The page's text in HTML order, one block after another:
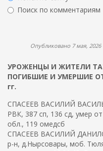
р
и
с
к
а
Поиск по комментариям
Опубликовано 7 мая, 2026
УРОЖЕНЦЫ И ЖИТЕЛИ
ПОГИБШИЕ И УМЕРШИЕ ОТ
гг.
СПАСЕЕВ ВАСИЛИЙ
РВК, 387 сп, 136 сд, умер
обл., 119 омедсб
СПАСЕЕВ ВАСИЛИЙ
р-н, д.Нырсовары, моб.